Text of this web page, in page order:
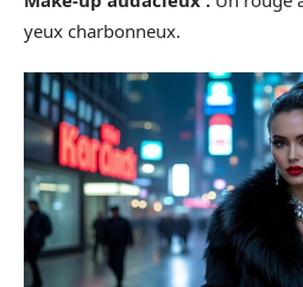
yeux charbonneux.